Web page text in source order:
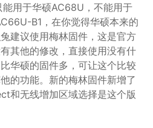
用于华硕AC68U，不能用于
B1，在你觉得华硕本来的
建议使用梅林固件，这是官方
其他的修改，直接使用没有什
华硕的固件多，可让这个比较
的功能。新的梅林固件新增了
和无线增加区域选择是这个版